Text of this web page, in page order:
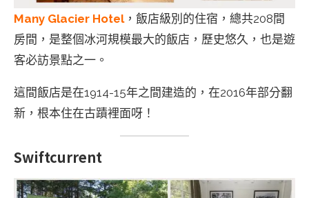
Many Glacier Hotel，飯店級別的住宿，總共208間
房間，是整個冰河規模最大的飯店，歷史悠久，也是遊
客必訪景點之一。
這間飯店是在1914-15年之間建造的，在2016年部分翻
新，根本住在古蹟裡面呀！
Swiftcurrent